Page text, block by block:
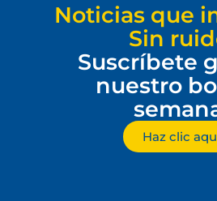
Noticias que
Sin
Suscríbete
nuestro
Haz clic